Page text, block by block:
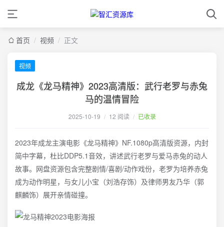
首页 / 视频 / 正文
视频
成龙《龙马精神》2023高清版：武行老罗与赤兔
马的温情冒险
2025-10-19 / 12 阅读 / 已收录
2023年成龙主演电影《龙马精神》NF.1080p高清版资源，内封
简中字幕，杜比DDP5.1音效，讲述武行老罗与爱马赤兔的动人
故事。网盘资源包含完整剧情/喜剧/动作戏份，老罗为培养赤兔
成为动作明星，与女儿小宝（刘浩存饰）及律师男友乃华（郭
麒麟饰）展开亲情碰撞。